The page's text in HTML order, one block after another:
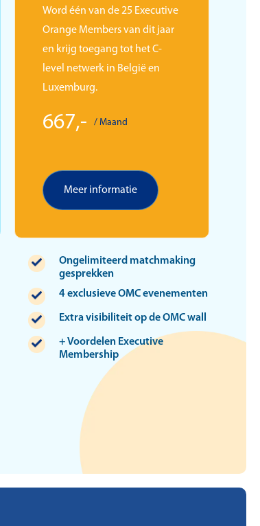
Word één van de 25 Executive
Orange Members van dit jaar
en krijg toegang tot het C-
level netwerk in België en
Luxemburg.
667,- / Maand
Meer informatie
Ongelimiteerd matchmaking
gesprekken
4 exclusieve OMC evenementen
Extra visibiliteit op de OMC wall
+ Voordelen Executive
Membership